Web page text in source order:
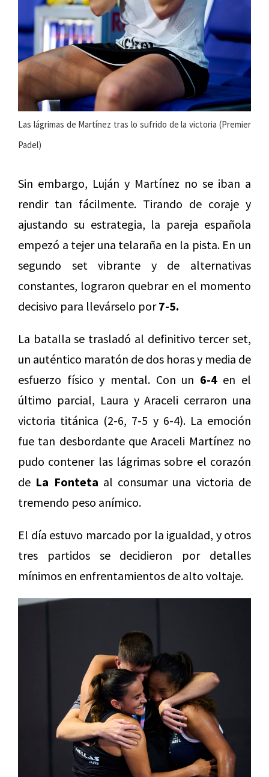
Las lágrimas de Martínez tras lo sufrido de la victoria (Premier
Padel)
Sin embargo, Luján y Martínez no se iban a
rendir tan fácilmente. Tirando de coraje y
ajustando su estrategia, la pareja española
empezó a tejer una telaraña en la pista. En un
segundo set vibrante y de alternativas
constantes, lograron quebrar en el momento
decisivo para llevárselo por7-5.
La batalla se trasladó al definitivo tercer set,
un auténtico maratón de dos horas y media de
esfuerzo físico y mental. Con un 6-4en el
último parcial, Laura y Araceli cerraron una
victoria titánica (2-6, 7-5 y 6-4). La emoción
fue tan desbordante que Araceli Martínez no
pudo contener las lágrimas sobre el corazón
de La Fonteta al consumar una victoria de
tremendo peso anímico.
El día estuvo marcado por la igualdad, y otros
tres partidos se decidieron por detalles
mínimos en enfrentamientos de alto voltaje.